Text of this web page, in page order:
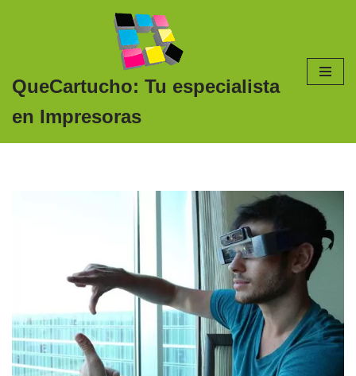
contenido
QueCartucho: Tu especialista
en Impresoras